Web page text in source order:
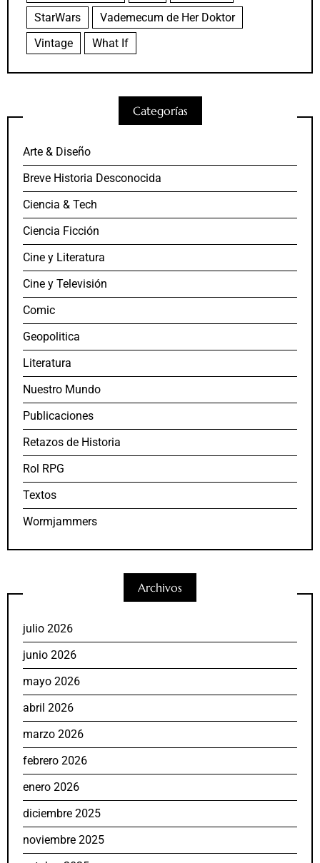
StarWars
Vademecum de Her Doktor
Vintage
What If
Categorías
Arte & Diseño
Breve Historia Desconocida
Ciencia & Tech
Ciencia Ficción
Cine y Literatura
Cine y Televisión
Comic
Geopolitica
Literatura
Nuestro Mundo
Publicaciones
Retazos de Historia
Rol RPG
Textos
Wormjammers
Archivos
julio 2026
junio 2026
mayo 2026
abril 2026
marzo 2026
febrero 2026
enero 2026
diciembre 2025
noviembre 2025